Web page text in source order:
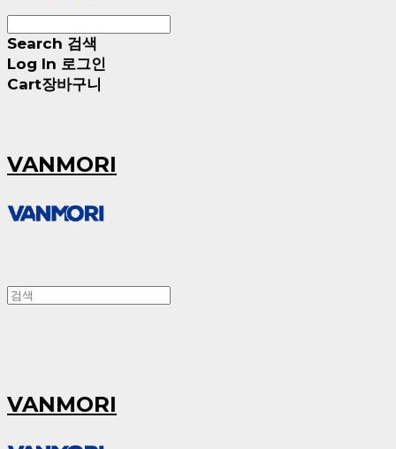
Search 검색
Log In 로그인
Cart장바구니
VANMORI
VANMORI